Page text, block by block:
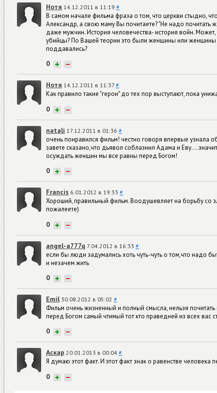
Нотя 14.12.2011 в 11:19 #
В самом начале фильма фраза о том, что церкви стыдно,
Александр, а свою маму Вы почитаете? "Не надо почитать
даже мужчин. История человечества- история войн.
убийцы? По Вашей теории это были женщины или женщины
поддавались?
0 + −
Нотя 14.12.2011 в 11:37 #
Как правило такие "герои" до тех пор выступают, пока
0 + −
natali 17.12.2011 в 01:36 #
очень понравился фильм! честно говоря впервые узнала
завете сказано,что дьявол соблазнил Адама и
осуждать женщин мы все равны перед Богом!
0 + −
Francis 6.01.2012 в 19:33 #
Хороший, правильный фильм. Воодушевляет на борьбу со
пожалеете)
0 + −
angel-a777q 7.04.2012 в 16:33 #
если бы люди задумались хоть чуть-чуть о том,что надо
и незачем жить
0 + −
Emil 30.08.2012 в 05:02 #
Фильм очень жизненный и полный смысла, нельзя
перед Богом самый чтимый тот кто праведней из всех вас
0 + −
Аскар 20.01.2013 в 00:04 #
Я думаю этот факт. И этот факт знак о равенстве
0 + −